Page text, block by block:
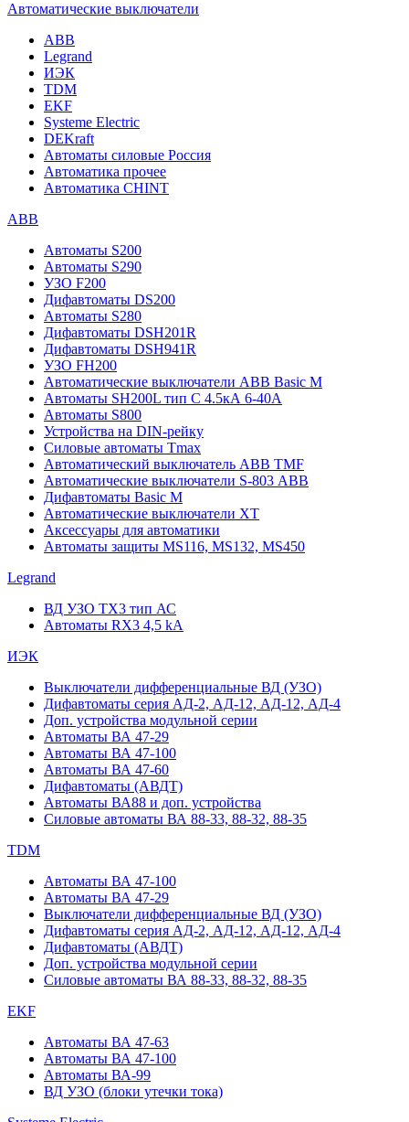
Автоматические выключатели
ABB
Legrand
ИЭК
TDM
EKF
Systeme Electric
DEKraft
Автоматы силовые Россия
Автоматика прочее
Автоматика CHINT
ABB
Автоматы S200
Автоматы S290
УЗО F200
Дифавтоматы DS200
Автоматы S280
Дифавтоматы DSH201R
Дифавтоматы DSH941R
УЗО FH200
Автоматические выключатели ABB Basic M
Автоматы SH200L тип С 4.5кА 6-40А
Автоматы S800
Устройства на DIN-рейку
Силовые автоматы Tmax
Автоматический выключатель ABB TMF
Автоматические выключатели S-803 АВВ
Дифавтоматы Basic M
Автоматические выключатели XT
Аксессуары для автоматики
Автоматы защиты MS116, MS132, MS450
Legrand
ВД УЗО TX3 тип АС
Автоматы RX3 4,5 kA
ИЭК
Выключатели дифференциальные ВД (УЗО)
Дифавтоматы серия АД-2, АД-12, АД-12, АД-4
Доп. устройства модульной серии
Автоматы ВА 47-29
Автоматы ВА 47-100
Автоматы ВА 47-60
Дифавтоматы (АВДТ)
Автоматы ВА88 и доп. устройства
Силовые автоматы ВА 88-33, 88-32, 88-35
TDM
Автоматы ВА 47-100
Автоматы ВА 47-29
Выключатели дифференциальные ВД (УЗО)
Дифавтоматы серия АД-2, АД-12, АД-12, АД-4
Дифавтоматы (АВДТ)
Доп. устройства модульной серии
Силовые автоматы ВА 88-33, 88-32, 88-35
EKF
Автоматы ВА 47-63
Автоматы ВА 47-100
Автоматы ВА-99
ВД УЗО (блоки утечки тока)